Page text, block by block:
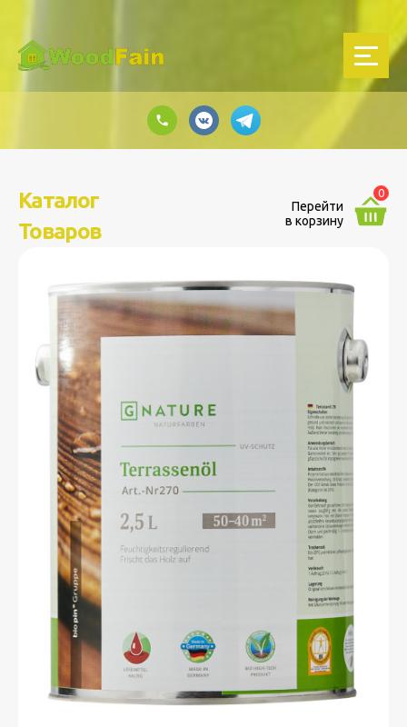
Каталог
Товаров
Перейти
в корзину
0